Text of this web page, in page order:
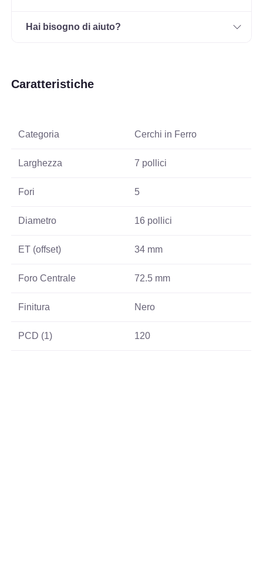
Hai bisogno di aiuto?
Caratteristiche
Categoria Cerchi in Ferro
Larghezza 7 pollici
Fori 5
Diametro 16 pollici
ET (offset) 34 mm
Foro Centrale 72.5 mm
Finitura Nero
PCD (1) 120